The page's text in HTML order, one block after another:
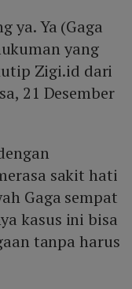
ya. Ya (Gaga
yang
Zigi.id dari
21 Desember
sakit hati
Gaga sempat
kasus ini bisa
tanpa harus